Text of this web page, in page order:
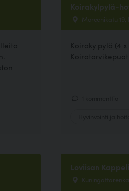
Koirakylpylä-
Moreenikatu
Koirakylpylä (4
Loviisan Kappeli